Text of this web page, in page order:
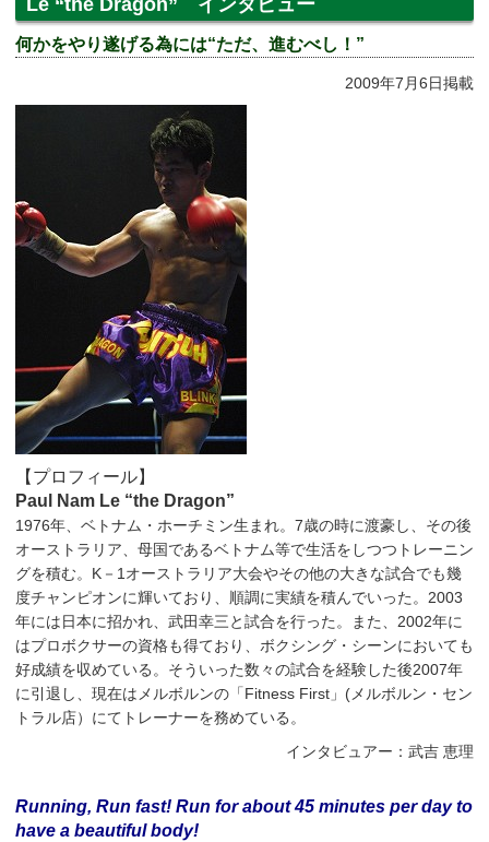
Le “the Dragon” インタビュー
何かをやり遂げる為には“ただ、進むべし！”
2009年7月6日掲載
【プロフィール】
Paul Nam Le “the Dragon”
1976年、ベトナム・ホーチミン生まれ。7歳の時に渡豪し、その後
オーストラリア、母国であるベトナム等で生活をしつつトレーニン
グを積む。K－1オーストラリア大会やその他の大きな試合でも幾
度チャンピオンに輝いており、順調に実績を積んでいった。2003
年には日本に招かれ、武田幸三と試合を行った。また、2002年に
はプロボクサーの資格も得ており、ボクシング・シーンにおいても
好成績を収めている。そういった数々の試合を経験した後2007年
に引退し、現在はメルボルンの「Fitness First」(メルボルン・セン
トラル店）にてトレーナーを務めている。
インタビュアー：武吉 恵理
Running, Run fast! Run for about 45 minutes per day to
have a beautiful body!